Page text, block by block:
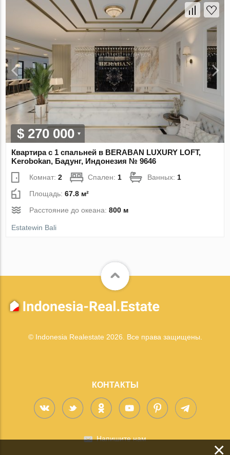
$ 270 000
Квартира с 1 спальней в BERABAN LUXURY LOFT,
Kerobokan, Бадунг, Индонезия № 9646
Комнат:2 Спален: 1 Ванных: 1
Площадь:67.8 м²
Расстояние до океана:800 м
Estatewin Bali
© Indonesia Realestate 2026. Все права защищены.
КОНТАКТЫ
Напишите нам
×